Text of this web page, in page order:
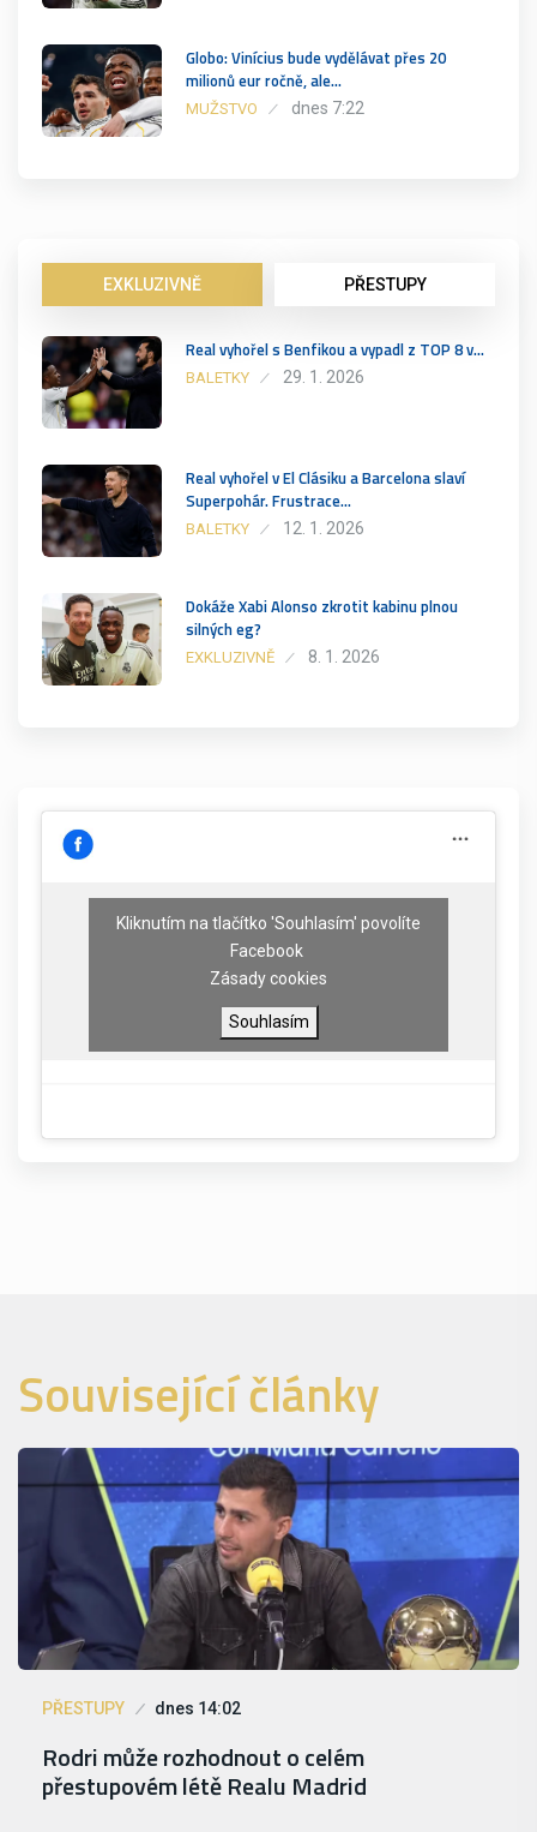
Globo: Vinícius bude vydělávat přes 20
milionů eur ročně, ale…
MUŽSTVO dnes 7:22
EXKLUZIVNĚ PŘESTUPY
Real vyhořel s Benfikou a vypadl z TOP 8 v…
BALETKY 29. 1. 2026
Real vyhořel v El Clásiku a Barcelona slaví
Superpohár. Frustrace…
BALETKY 12. 1. 2026
Dokáže Xabi Alonso zkrotit kabinu plnou
silných eg?
EXKLUZIVNĚ 8. 1. 2026
Kliknutím na tlačítko 'Souhlasím' povolíte
Facebook
Zásady cookies
Souhlasím
Související články
PŘESTUPY dnes 14:02
Rodri může rozhodnout o celém
přestupovém létě Realu Madrid